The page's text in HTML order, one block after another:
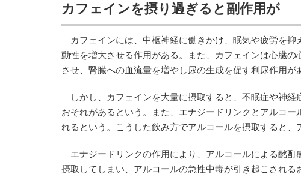
カフェインを摂り過ぎると副作用が
カフェインには、中枢神経に働きかけ、眠気や疲労を
動性を増大させる作用がある。また、カフェインは心臓
させ、腎臓への血流量を増やし尿の生成を促す利尿作用が
しかし、カフェインを大量に摂取すると、不眠症や神経
おそれがあるという。また、エナジードリンクとアルコ
れるという。こうした飲み方でアルコールを摂取すると、
エナジードリンクの作用により、アルコールによる酩
摂取してしまい、アルコールの急性中毒が引き起こされる